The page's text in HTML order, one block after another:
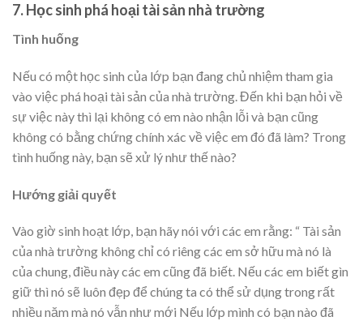
7. Học sinh phá hoại tài sản nhà trường
Tình huống
Nếu có một học sinh của lớp bạn đang chủ nhiệm tham gia
vào việc phá hoại tài sản của nhà trường. Đến khi bạn hỏi về
sự việc này thì lại không có em nào nhận lỗi và bạn cũng
không có bằng chứng chính xác về việc em đó đã làm? Trong
tình huống này, bạn sẽ xử lý như thế nào?
Hướng giải quyết
Vào giờ sinh hoạt lớp, bạn hãy nói với các em rằng: “ Tài sản
của nhà trường không chỉ có riêng các em sở hữu mà nó là
của chung, điều này các em cũng đã biết. Nếu các em biết gìn
giữ thì nó sẽ luôn đẹp để chúng ta có thể sử dụng trong rất
nhiều năm mà nó vẫn như mới Nếu lớp mình có bạn nào đã